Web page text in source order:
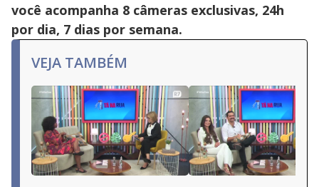
você acompanha 8 câmeras exclusivas, 24h
por dia, 7 dias por semana.
VEJA TAMBÉM